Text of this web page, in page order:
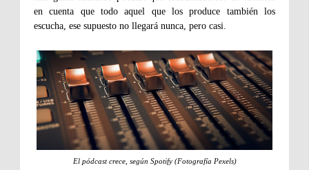
en cuenta que todo aquel que los produce también los
escucha, ese supuesto no llegará nunca, pero casi.
El pódcast crece, según Spotify (Fotografía Pexels)